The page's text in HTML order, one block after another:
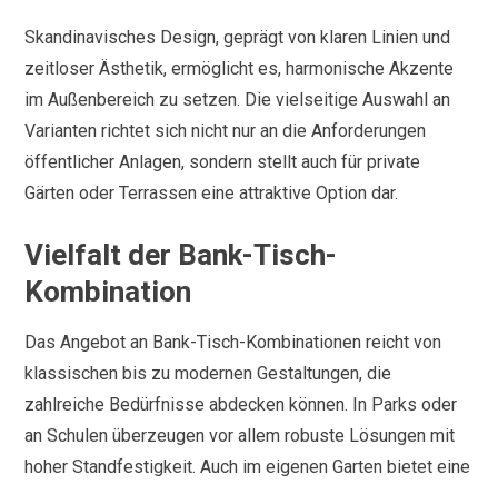
Skandinavisches Design, geprägt von klaren Linien und
zeitloser Ästhetik, ermöglicht es, harmonische Akzente
im Außenbereich zu setzen. Die vielseitige Auswahl an
Varianten richtet sich nicht nur an die Anforderungen
öffentlicher Anlagen, sondern stellt auch für private
Gärten oder Terrassen eine attraktive Option dar.
Vielfalt der Bank-Tisch-
Kombination
Das Angebot an Bank-Tisch-Kombinationen reicht von
klassischen bis zu modernen Gestaltungen, die
zahlreiche Bedürfnisse abdecken können. In Parks oder
an Schulen überzeugen vor allem robuste Lösungen mit
hoher Standfestigkeit. Auch im eigenen Garten bietet eine